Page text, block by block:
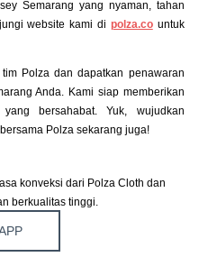
Semarang yang nyaman, tahan
website kami di polza.countuk
Polza dan dapatkan penawaran
Anda. Kami siap memberikan
bersahabat. Yuk, wujudkan
Polza sekarang juga!
konveksi dari Polza Cloth dan
berkualitas tinggi.